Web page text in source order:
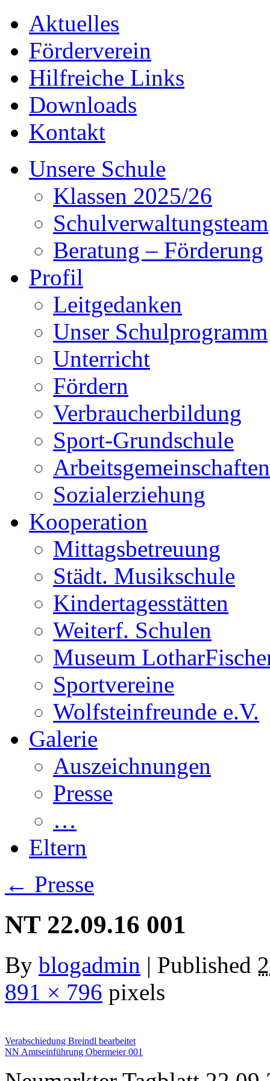
Aktuelles
Förderverein
Hilfreiche Links
Downloads
Kontakt
Unsere Schule
Klassen 2025/26
Schulverwaltungsteam
Beratung – Förderung
Profil
Leitgedanken
Unser Schulprogramm
Unterricht
Fördern
Verbraucherbildung
Sport-Grundschule
Arbeitsgemeinschaften
Sozialerziehung
Kooperation
Mittagsbetreuung
Städt. Musikschule
Kindertagesstätten
Weiterf. Schulen
Museum
Sportvereine
Wolfsteinfreunde e.V.
Galerie
Auszeichnungen
Presse
…
Eltern
← Presse
NT 22.09.16 001
By blogadmin | Published
891 × 796 pixels
Verabschiedung Breindl bearbeitet
NN Amtseinführung Obermeier 001